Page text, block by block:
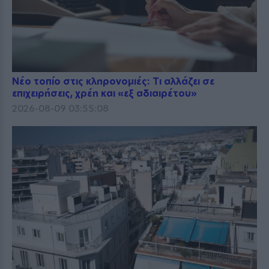
Νέο τοπίο στις κληρονομιές: Τι αλλάζει σε
επιχειρήσεις, χρέη και «εξ αδιαιρέτου»
2026-08-09 03:55:08